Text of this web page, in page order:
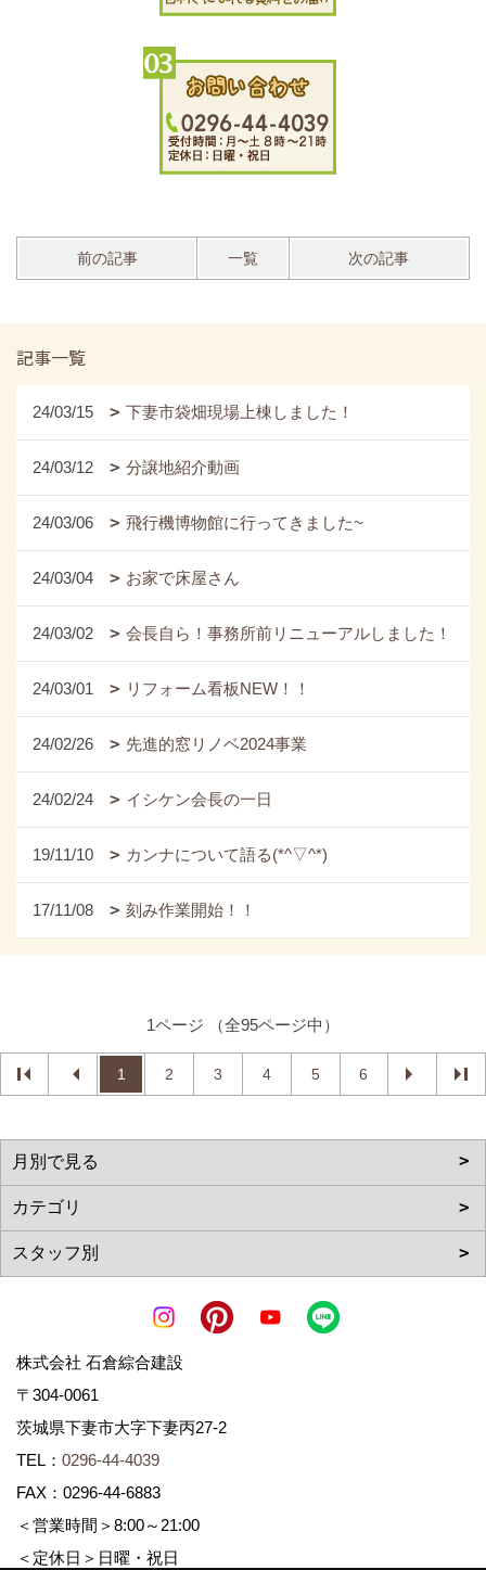
前の記事 一覧 次の記事
記事一覧
24/03/15 下妻市袋畑現場上棟しました！
24/03/12 分譲地紹介動画
24/03/06 飛行機博物館に行ってきました~
24/03/04 お家で床屋さん
24/03/02 会長自ら！事務所前リニューアルしました！
24/03/01 リフォーム看板NEW！！
24/02/26 先進的窓リノベ2024事業
24/02/24 イシケン会長の一日
19/11/10 カンナについて語る(*^▽^*)
17/11/08 刻み作業開始！！
1ページ （全95ページ中）
1 2 3 4 5 6
株式会社 石倉綜合建設
〒304-0061
茨城県下妻市大字下妻丙27-2
TEL： 0296-44-4039
FAX：0296-44-6883
＜営業時間＞8:00～21:00
＜定休日＞日曜・祝日